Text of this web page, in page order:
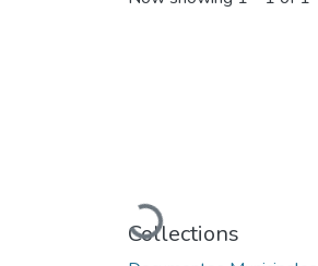
Loading...
Collections